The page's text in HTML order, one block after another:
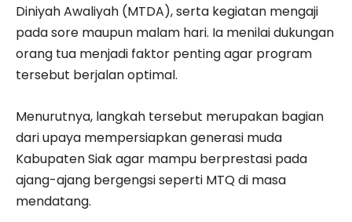
Diniyah Awaliyah (MTDA), serta kegiatan mengaji
pada sore maupun malam hari. Ia menilai dukungan
orang tua menjadi faktor penting agar program
tersebut berjalan optimal.
Menurutnya, langkah tersebut merupakan bagian
dari upaya mempersiapkan generasi muda
Kabupaten Siak agar mampu berprestasi pada
ajang-ajang bergengsi seperti MTQ di masa
mendatang.